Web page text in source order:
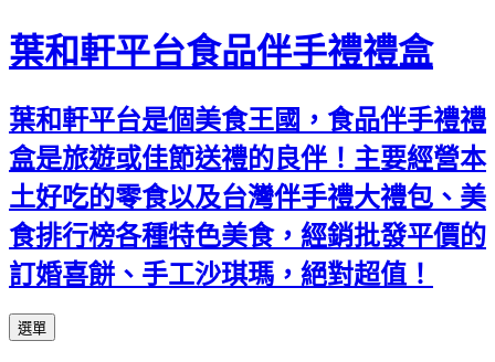
葉和軒平台食品伴手禮禮盒
葉和軒平台是個美食王國，食品伴手禮禮
盒是旅遊或佳節送禮的良伴！主要經營本
土好吃的零食以及台灣伴手禮大禮包、美
食排行榜各種特色美食，經銷批發平價的
訂婚喜餅、手工沙琪瑪，絕對超值！
選單